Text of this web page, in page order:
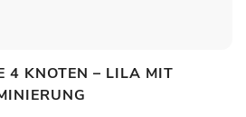
4 KNOTEN – LILA MIT